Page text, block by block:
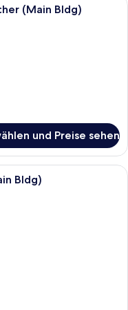
(Main Bldg)
und Preise sehen
mit zwei Betten,
Bldg)